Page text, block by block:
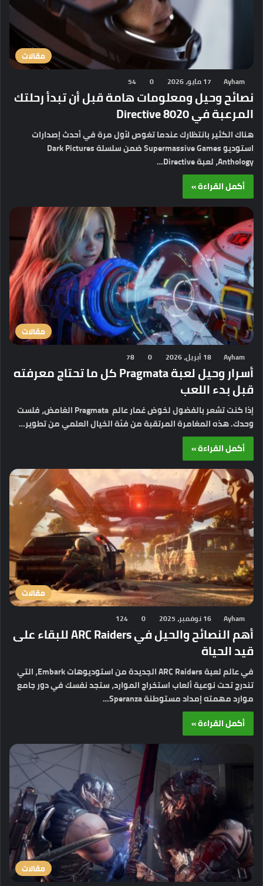
مقالات
Ayham 17 مايو، 2026 0
54
نصائح وحيل ومعلومات هامة قبل أن تبدأ رحلتك
المرعبة في Directive 8020
هناك الكثير بانتظارك عندما تغوص لأول مرة في أحدث إصدارات
استوديو Supermassive Games ضمن سلسلة Dark Pictures
Anthology، لعبة Directive…
أكمل القراءة »
مقالات
Ayham 18 أبريل، 2026 0
78
أسرار وحيل لعبة Pragmata كل ما تحتاج معرفته
قبل بدء اللعب
إذا كنت تشعر بالفضول لخوض غمار عالم Pragmata الغامض، فلست
وحدك. هذه المغامرة المرتقبة من فئة الخيال العلمي من تطوير…
أكمل القراءة »
مقالات
Ayham 16 نوفمبر، 2025 0
124
أهم النصائح والحيل في ARC Raiders للبقاء على
قيد الحياة
في عالم لعبة ARC Raiders الجديدة من استوديوهات Embark، التي
تندرج تحت نوعية ألعاب استخراج الموارد، ستجد نفسك في دور جامع
موارد مهمته إمداد مستوطنة Speranza…
أكمل القراءة »
مقالات